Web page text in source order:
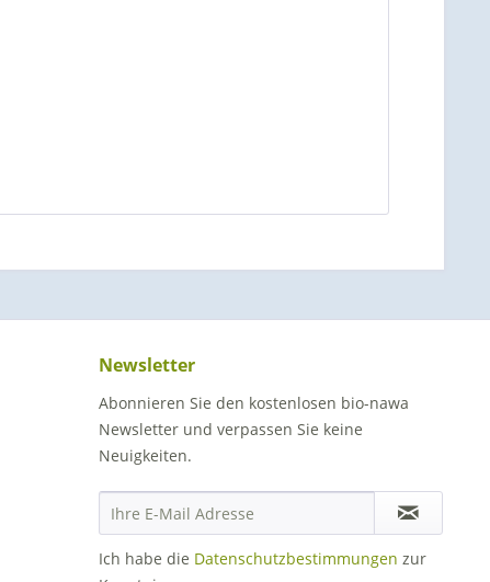
Newsletter
Abonnieren Sie den kostenlosen bio-nawa
Newsletter und verpassen Sie keine
Neuigkeiten.
Ich habe die Datenschutzbestimmungen zur